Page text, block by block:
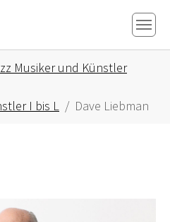
Musiker und Künstler
I bis L Dave Liebman